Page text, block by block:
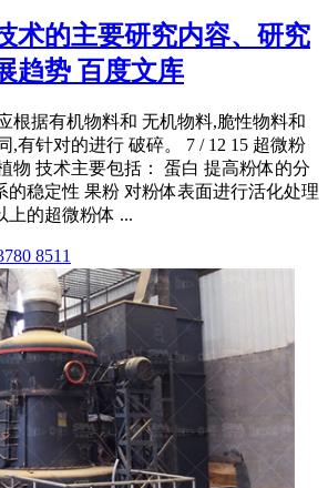
术的主要研究内容、研究
趋势 百度文库
根据有机物料和 无机物料,脆性物料和
,有针对的进行 破碎。 7 / 12 15 超微粉
物 技术主要包括： 蛋白 提高粉体的分
的稳定性 果粉 对粉体表面进行活化处理
上的超微粉体 ...
8511